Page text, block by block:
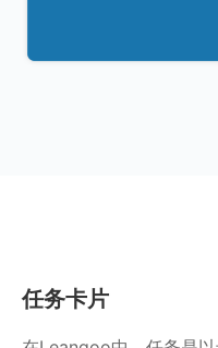
任务卡片